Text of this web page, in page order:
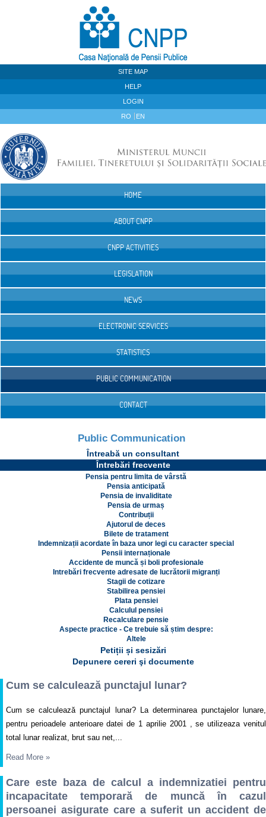
SITE MAP
HELP
LOGIN
RO EN
HOME
ABOUT CNPP
CNPP ACTIVITIES
LEGISLATION
NEWS
ELECTRONIC SERVICES
STATISTICS
PUBLIC COMMUNICATION
CONTACT
Public Communication
Întreabă un consultant
Întrebări frecvente
Pensia pentru limita de vârstă
Pensia anticipată
Pensia de invaliditate
Pensia de urmaș
Contribuții
Ajutorul de deces
Bilete de tratament
Indemnizații acordate în baza unor legi cu caracter special
Pensii internaționale
Accidente de muncă și boli profesionale
Intrebări frecvente adresate de lucrătorii migranți
Stagii de cotizare
Stabilirea pensiei
Plata pensiei
Calculul pensiei
Recalculare pensie
Aspecte practice - Ce trebuie să știm despre:
Altele
Petiții și sesizări
Depunere cereri şi documente
Cum se calculează punctajul lunar?
Cum se calculează punctajul lunar? La determinarea punctajelor lunare,
pentru perioadele anterioare datei de 1 aprilie 2001 , se utilizeaza venitul
total lunar realizat, brut sau net,...
Read More »
Care este baza de calcul a indemnizatiei pentru
incapacitate temporară de muncă în cazul
persoanei asigurate care a suferit un accident de